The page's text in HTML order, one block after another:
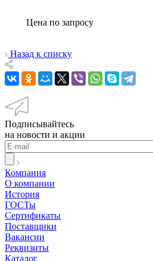
Цена по запросу
Назад к списку
Подписывайтесь
на новости и акции
Компания
О компании
История
ГОСТы
Сертификаты
Поставщики
Вакансии
Реквизиты
Каталог